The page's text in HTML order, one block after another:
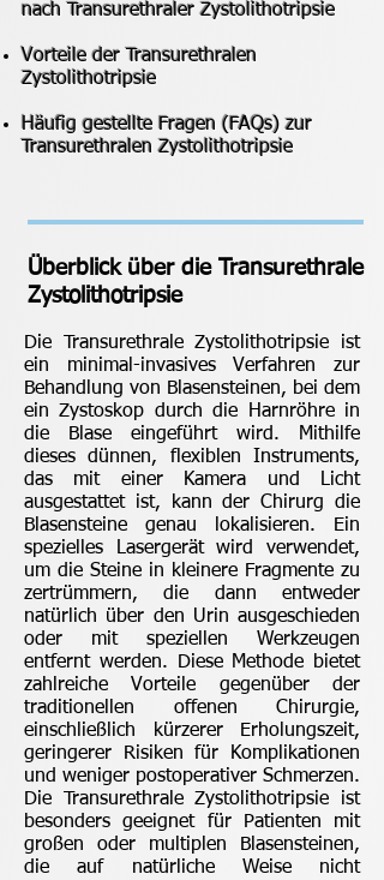
nach Transurethraler Zystolithotripsie
Vorteile der Transurethralen
Zystolithotripsie
Häufig gestellte Fragen (FAQs) zur
Transurethralen Zystolithotripsie
Überblick über die Transurethrale
Zystolithotripsie
Die Transurethrale Zystolithotripsie ist
ein minimal-invasives Verfahren zur
Behandlung von Blasensteinen, bei dem
ein Zystoskop durch die Harnröhre in
die Blase eingeführt wird. Mithilfe
dieses dünnen, flexiblen Instruments,
das mit einer Kamera und Licht
ausgestattet ist, kann der Chirurg die
Blasensteine genau lokalisieren. Ein
spezielles Lasergerät wird verwendet,
um die Steine in kleinere Fragmente zu
zertrümmern, die dann entweder
natürlich über den Urin ausgeschieden
oder mit speziellen Werkzeugen
entfernt werden. Diese Methode bietet
zahlreiche Vorteile gegenüber der
traditionellen offenen Chirurgie,
einschließlich kürzerer Erholungszeit,
geringerer Risiken für Komplikationen
und weniger postoperativer Schmerzen.
Die Transurethrale Zystolithotripsie ist
besonders geeignet für Patienten mit
großen oder multiplen Blasensteinen,
die auf natürliche Weise nicht